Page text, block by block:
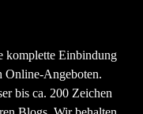
komplette Einbindung
Online-Angeboten.
bis ca. 200 Zeichen